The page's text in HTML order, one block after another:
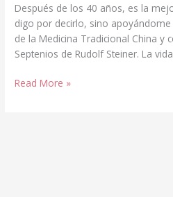
Después de los 40 años, es la
digo por decirlo, sino
de la Medicina Tradicional China y
Septenios de Rudolf Steiner. La vida
DESPUÉS
Read More »